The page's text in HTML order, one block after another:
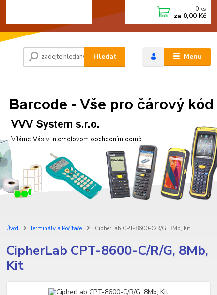
Menu
Hledat
0 ks
za 0,00 Kč
Úvod Terminály a Počítače CipherLab CPT-8600-C/R/G, 8Mb, Kit
CipherLab CPT-8600-C/R/G, 8Mb,
Kit